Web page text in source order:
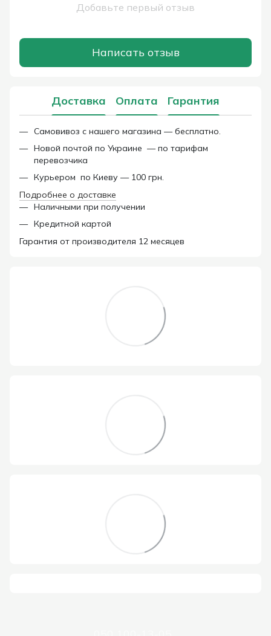
Добавьте первый отзыв
Написать отзыв
Доставка Оплата Гарантия
Самовивоз с нашего магазина — бесплатно.
Новой почтой по Украине — по тарифам
перевозчика
Курьером по Киеву — 100 грн.
Подробнее о доставке
Наличными при получении
Кредитной картой
Гарантия от производителя 12 месяцев